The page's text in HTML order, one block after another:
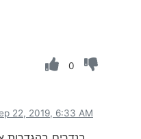
0
22, 2019, 6:33 AM